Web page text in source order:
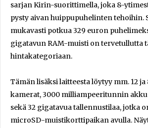
sarjan Kirin-suorittimella, joka 8-
pysty aivan huippupuhelinten tehoihin.
mukavasti potkua 329 euron
gigatavun RAM-muisti on tervetullutta
hintakategoriaan.
Tämän lisäksi laitteesta löytyy mm. 12
kamerat, 3000 milliampeeritunnin
sekä 32 gigatavua tallennustilaa, jotka
microSD-muistikorttipaikan avulla.